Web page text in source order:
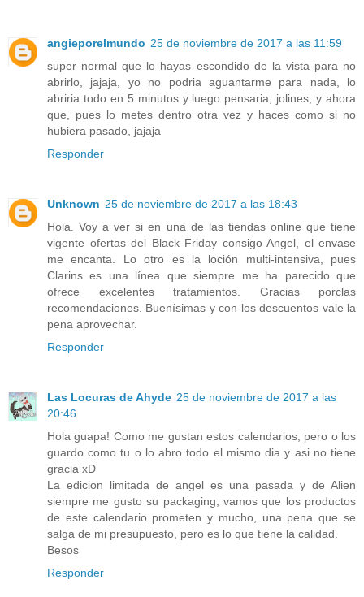
angieporelmundo 25 de noviembre de 2017 a las 11:59
super normal que lo hayas escondido de la vista para no
abrirlo, jajaja, yo no podria aguantarme para nada, lo
abriria todo en 5 minutos y luego pensaria, jolines, y ahora
que, pues lo metes dentro otra vez y haces como si no
hubiera pasado, jajaja
Responder
Unknown 25 de noviembre de 2017 a las 18:43
Hola. Voy a ver si en una de las tiendas online que tiene
vigente ofertas del Black Friday consigo Angel, el envase
me encanta. Lo otro es la loción multi-intensiva, pues
Clarins es una línea que siempre me ha parecido que
ofrece excelentes tratamientos. Gracias porclas
recomendaciones. Buenísimas y con los descuentos vale la
pena aprovechar.
Responder
Las Locuras de Ahyde 25 de noviembre de 2017 a las
20:46
Hola guapa! Como me gustan estos calendarios, pero o los
guardo como tu o lo abro todo el mismo dia y asi no tiene
gracia xD
La edicion limitada de angel es una pasada y de Alien
siempre me gusto su packaging, vamos que los productos
de este calendario prometen y mucho, una pena que se
salga de mi presupuesto, pero es lo que tiene la calidad.
Besos
Responder